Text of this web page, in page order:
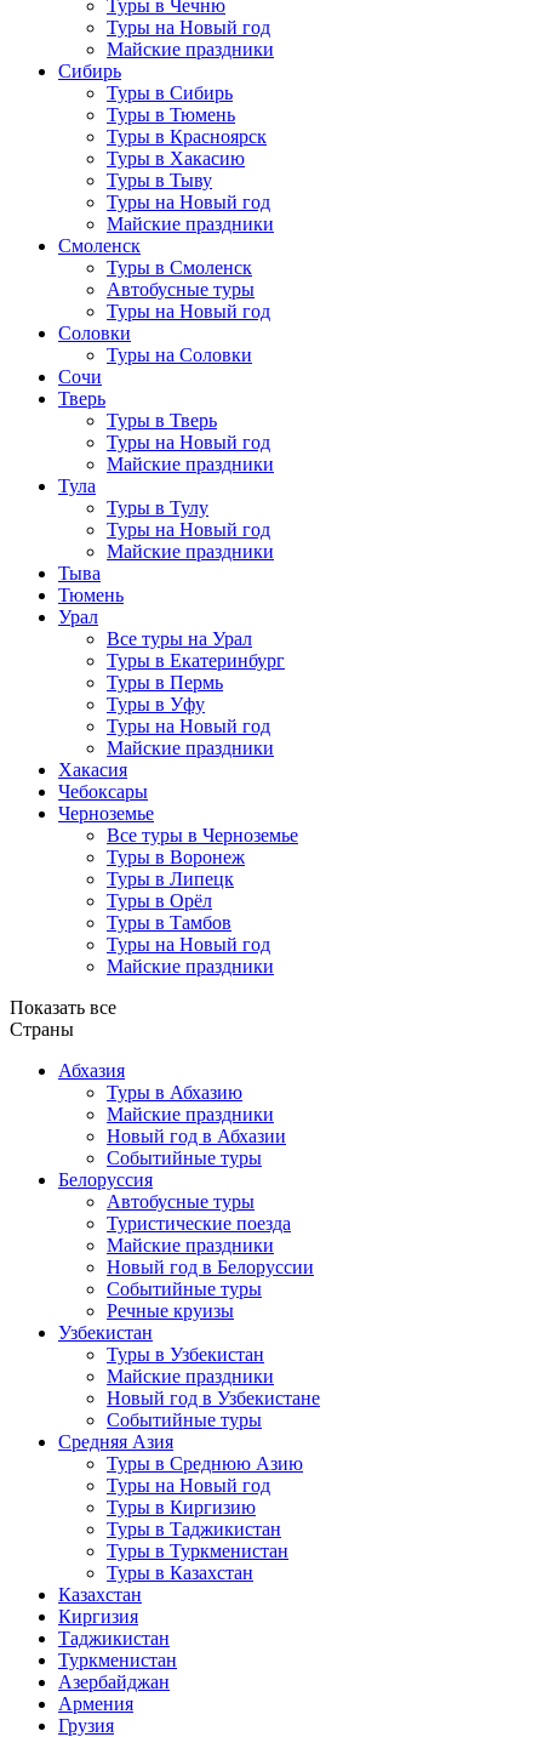
Туры в Чечню
Туры на Новый год
Майские праздники
Сибирь
Туры в Сибирь
Туры в Тюмень
Туры в Красноярск
Туры в Хакасию
Туры в Тыву
Туры на Новый год
Майские праздники
Смоленск
Туры в Смоленск
Автобусные туры
Туры на Новый год
Соловки
Туры на Соловки
Сочи
Тверь
Туры в Тверь
Туры на Новый год
Майские праздники
Тула
Туры в Тулу
Туры на Новый год
Майские праздники
Тыва
Тюмень
Урал
Все туры на Урал
Туры в Екатеринбург
Туры в Пермь
Туры в Уфу
Туры на Новый год
Майские праздники
Хакасия
Чебоксары
Черноземье
Все туры в Черноземье
Туры в Воронеж
Туры в Липецк
Туры в Орёл
Туры в Тамбов
Туры на Новый год
Майские праздники
Показать все
Страны
Абхазия
Туры в Абхазию
Майские праздники
Новый год в Абхазии
Событийные туры
Белоруссия
Автобусные туры
Туристические поезда
Майские праздники
Новый год в Белоруссии
Событийные туры
Речные круизы
Узбекистан
Туры в Узбекистан
Майские праздники
Новый год в Узбекистане
Событийные туры
Средняя Азия
Туры в Среднюю Азию
Туры на Новый год
Туры в Киргизию
Туры в Таджикистан
Туры в Туркменистан
Туры в Казахстан
Казахстан
Киргизия
Таджикистан
Туркменистан
Азербайджан
Армения
Грузия